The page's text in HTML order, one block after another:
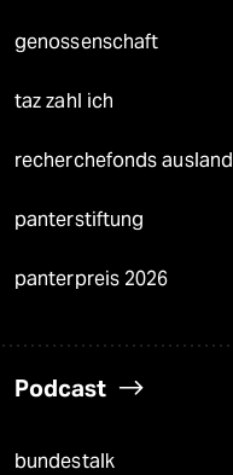
genossenschaft
taz zahl ich
recherchefonds ausland
panterstiftung
panterpreis 2026
Podcast
bundestalk